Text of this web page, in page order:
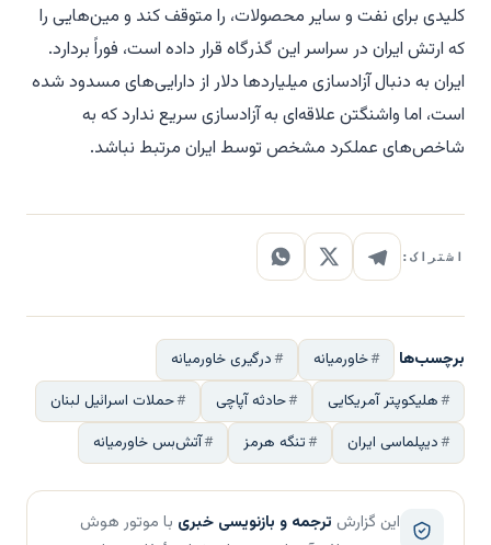
کلیدی برای نفت و سایر محصولات، را متوقف کند و مین‌هایی را
که ارتش ایران در سراسر این گذرگاه قرار داده است، فوراً بردارد.
ایران به دنبال آزادسازی میلیاردها دلار از دارایی‌های مسدود شده
است، اما واشنگتن علاقه‌ای به آزادسازی سریع ندارد که به
شاخص‌های عملکرد مشخص توسط ایران مرتبط نباشد.
اشتراک:
برچسب‌ها خاورمیانه
درگیری خاورمیانه
هلیکوپتر آمریکایی
حادثه آپاچی
حملات اسرائیل لبنان
دیپلماسی ایران
تنگه هرمز آتش‌بس خاورمیانه
این گزارش ترجمه و بازنویسی خبری با موتور هوش